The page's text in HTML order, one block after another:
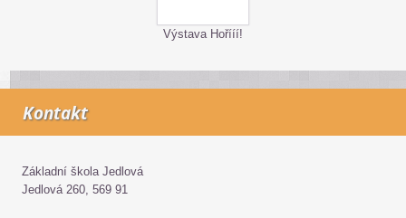
Výstava Hořííí!
Kontakt
Základní škola Jedlová
Jedlová 260, 569 91